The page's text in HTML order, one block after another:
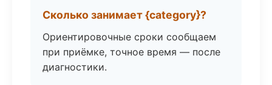
Сколько занимает {category}?
Ориентировочные сроки сообщаем
при приёмке, точное время — после
диагностики.